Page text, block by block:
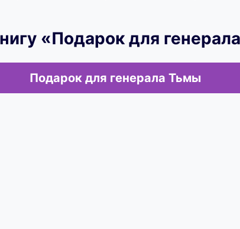
«Подарок для
Подарок для генерала Тьмы